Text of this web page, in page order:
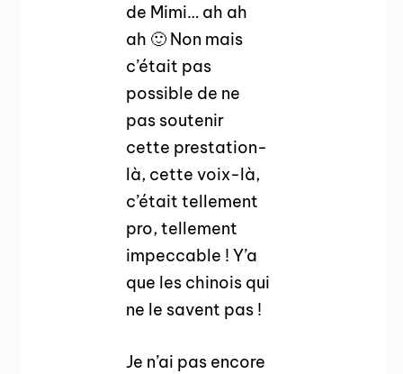
de Mimi… ah ah
ah 🙂 Non mais
c’était pas
possible de ne
pas soutenir
cette prestation-
là, cette voix-là,
c’était tellement
pro, tellement
impeccable ! Y’a
que les chinois qui
ne le savent pas !
Je n’ai pas encore